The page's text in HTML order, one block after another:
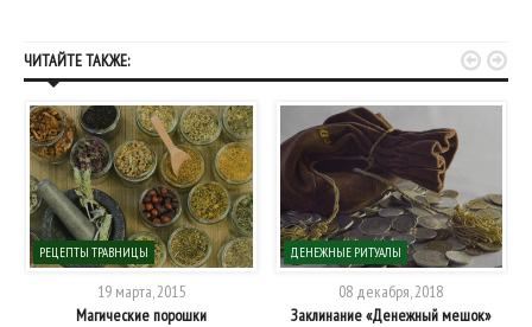
ЧИТАЙТЕ ТАКЖЕ:
РЕЦЕПТЫ ТРАВНИЦЫ
19 марта, 2015
Магические порошки
ДЕНЕЖНЫЕ РИТУАЛЫ
08 декабря, 2018
Заклинание «Денежный мешок»
 